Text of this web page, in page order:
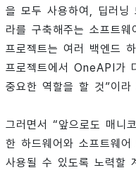
을 모두 사용하여, 딥러닝
라를 구축해주는 소프트
프로젝트는 여러 백엔드
프로젝트에서 OneAPI가
중요한 역할을 할 것”이라
그러면서 “앞으로도 매니
한 하드웨어와 소프트웨
사용될 수 있도록 노력할